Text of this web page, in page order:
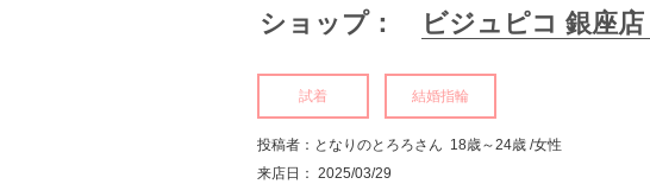
ショップ： ビジュピコ 銀座店
試着 結婚指輪
投稿者：となりのとろろさん 18歳～24歳 /女性
来店日： 2025/03/29